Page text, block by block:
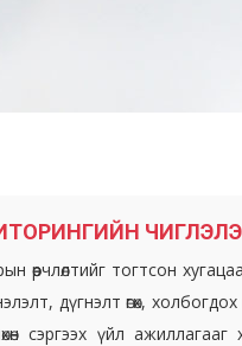
өөрчлөлтийг тогтсон
дүгнэлт өгөх,
сэргээх үйл ажиллагааг